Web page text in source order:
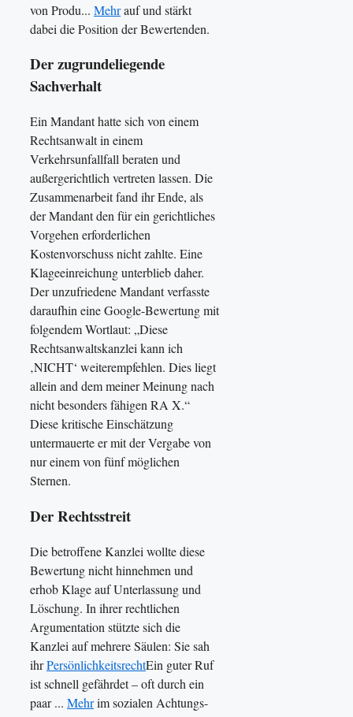
von Produ... Mehrauf und stärkt
dabei die Position der Bewertenden.
Der zugrundeliegende
Sachverhalt
Ein Mandant hatte sich von einem
Rechtsanwalt in einem
Verkehrsunfallfall beraten und
außergerichtlich vertreten lassen. Die
Zusammenarbeit fand ihr Ende, als
der Mandant den für ein gerichtliches
Vorgehen erforderlichen
Kostenvorschuss nicht zahlte. Eine
Klageeinreichung unterblieb daher.
Der unzufriedene Mandant verfasste
daraufhin eine Google-Bewertung mit
folgendem Wortlaut: „Diese
Rechtsanwaltskanzlei kann ich
‚NICHT‘ weiterempfehlen. Dies liegt
allein and dem meiner Meinung nach
nicht besonders fähigen RA X.“
Diese kritische Einschätzung
untermauerte er mit der Vergabe von
nur einem von fünf möglichen
Sternen.
Der Rechtsstreit
Die betroffene Kanzlei wollte diese
Bewertung nicht hinnehmen und
erhob Klage auf Unterlassung und
Löschung. In ihrer rechtlichen
Argumentation stützte sich die
Kanzlei auf mehrere Säulen: Sie sah
ihrPersönlichkeitsrechtEin guter Ruf
ist schnell gefährdet – oft durch ein
paar ... Mehrim sozialen Achtungs-